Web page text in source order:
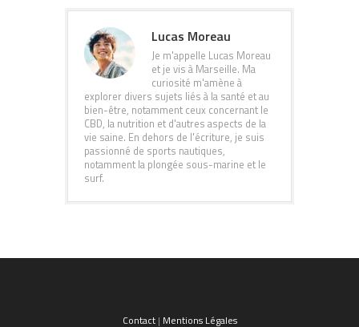
Lucas Moreau
Je m'appelle Lucas Moreau
et je vis à Marseille. Ma
curiosité m'amène à
explorer divers sujets liés à la santé et au
bien-être, notamment ceux concernant le
CBD, la nutrition et d'autres aspects de la
vie saine. En dehors de l'écriture, je suis
passionné de sports nautiques,
notamment la plongée sous-marine et le
surf.
Contact| Mentions Légales